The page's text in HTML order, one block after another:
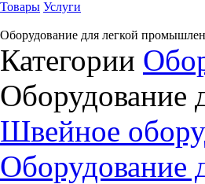
Товары Услуги
Оборудование для легкой
Категории
Оборудование
Швейное
Оборудование